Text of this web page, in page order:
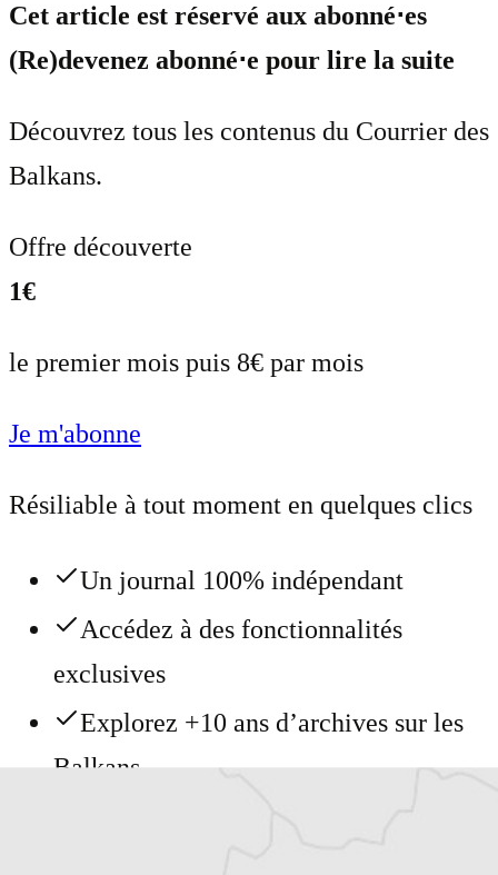
Cet article est réservé aux abonné⋅es
(Re)devenez abonné⋅e pour lire la suite
Découvrez tous les contenus du Courrier des
Balkans.
Offre découverte
1€
le premier mois puis 8€ par mois
Je m'abonne
Résiliable à tout moment en quelques clics
Un journal 100% indépendant
Accédez à des fonctionnalités
exclusives
Explorez +10 ans d’archives sur les
Balkans